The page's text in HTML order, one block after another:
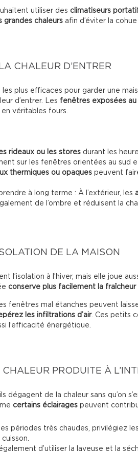
utiliser des climatiseurs
grandes chaleurs afin d’éviter la
CHALEUR D’ENTRER
les plus efficaces pour garder une
d’entrer. Les fenêtres exposées au
véritables fours.
rideaux ou les stores durant les
sur les fenêtres orientées au sud et
thermiques ou opaques peuvent
à long terme : À l’extérieur, les
de l’ombre et réduisent la
DE LA MAISON
l’isolation à l’hiver, mais elle joue
conserve plus facilement la fraîcheur
fenêtres mal étanches peuvent
les infiltrations d’air. Ces petits
l’efficacité énergétique.
CHALEUR PRODUITE À
dégagent de la chaleur sans qu’on
certains éclairages peuvent
périodes très chaudes, privilégiez
d’utiliser la laveuse et la